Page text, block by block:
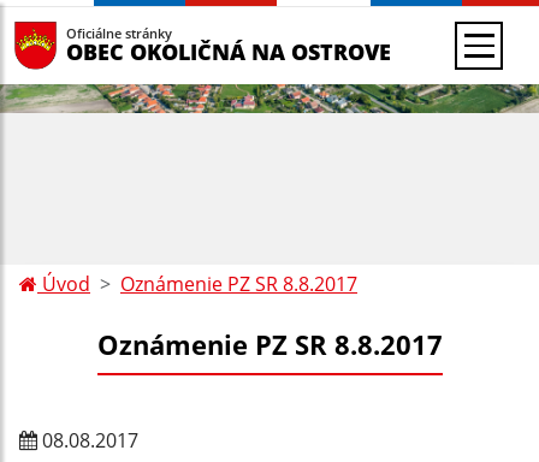
Oficiálne stránky
OBEC OKOLIČNÁ NA OSTROVE
Úvod Oznámenie PZ SR 8.8.2017
Oznámenie PZ SR 8.8.2017
08.08.2017